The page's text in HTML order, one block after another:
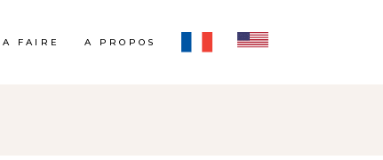
A FAIRE A PROPOS